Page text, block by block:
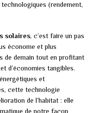
(rendement,
solaires, c’est faire un pas
économe et plus
de demain tout en profitant
d’économies tangibles.
et
cette technologie
de l’habitat : elle
de notre façon